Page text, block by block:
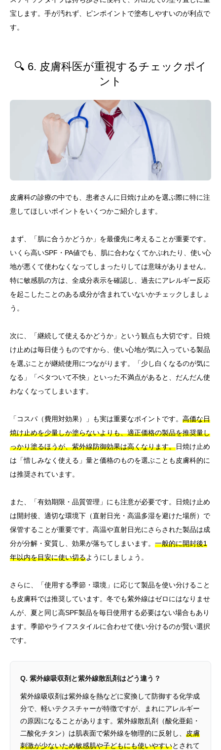
宝します。手が汚れず、ピンポイントで塗布しやすいのが利点で
す。
🔍 6. 皮膚科医が重視するチェックポイ
ント
皮膚科の診療の中でも、患者さんに日焼け止めを選ぶ際に特に注
意してほしいポイントをいくつかご紹介します。
まず、「肌に合うかどうか」を最優先に考えることが重要です。
いくら高いSPF・PA値でも、肌に合わなくてかぶれたり、使い心
地が悪くて使わなくなってしまったりしては意味がありません。
特に敏感肌の方は、全成分表示を確認し、過去にアレルギー反応
を起こしたことのある成分が含まれていないかチェックしましょ
う。
次に、「継続して使えるかどうか」という観点も大切です。日焼
け止めは毎日使うものですから、使い心地が気に入っている製品
を選ぶことが継続使用につながります。「少し白くなるのが気に
なる」「ベタついて不快」といった不満点があると、だんだん使
わなくなってしまいます。
「コスパ（費用対効果）」も実は重要なポイントです。 高価な日
焼け止めを少量しか塗らないよりも、適正価格の製品を推奨量し
っかり塗るほうが、紫外線防御効果は高くなります。日焼け止め
は「惜しみなく使える」量と価格のものを選ぶことも皮膚科的に
は推奨されています。
また、「有効期限・品質管理」にも注意が必要です。日焼け止め
は開封後、適切な環境下（直射日光・高温多湿を避けた場所）で
保管することが重要です。高温や直射日光にさらされた製品は成
分が分解・変質し、効果が落ちてしまいます。 一般的に開封後1
年以内を目安に使い切るようにしましょう。
さらに、「使用する季節・環境」に応じて製品を使い分けること
も皮膚科では推奨しています。冬でも紫外線はゼロにはなりませ
んが、夏と同じ高SPF製品を毎日使用する必要はない場合もあり
ます。季節やライフスタイルに合わせて使い分けるのが賢い選択
です。
Q. 紫外線吸収剤と紫外線散乱剤はどう違う？
紫外線吸収剤は紫外線を熱などに変換して防御する化学成
分で、軽いテクスチャーが特徴ですが、まれにアレルギー
の原因になることがあります。紫外線散乱剤（酸化亜鉛・
二酸化チタン）は肌表面で紫外線を物理的に反射し、 皮膚
刺激が少ないため敏感肌や子どもにも使いやすいとされて